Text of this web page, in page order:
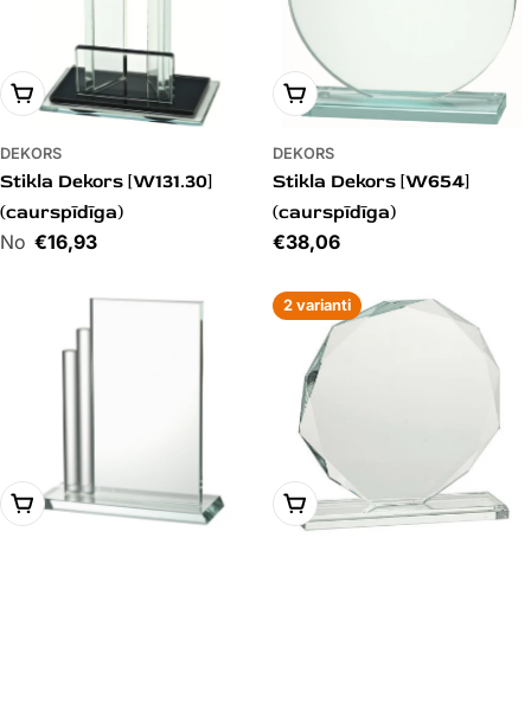
PIEVIENOT GROZAM
DEKORS
Stikla Dekors [W131.30]
(caurspīdīga)
Cena€16,93
PIEVIENOT GROZAM
DEKORS
Stikla Dekors [W654]
(caurspīdīga)
Cena
€38,06
PIEVIENOT GROZAM
2 varianti
PIEVIENOT GROZAM